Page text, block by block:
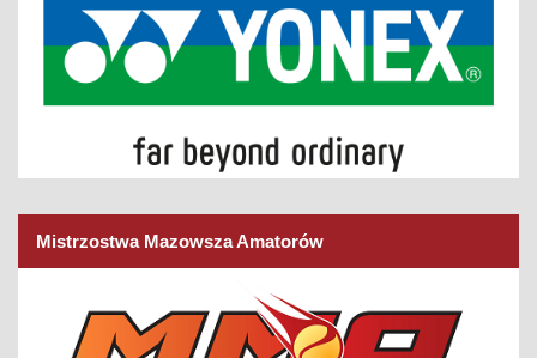
Mistrzostwa Mazowsza Amatorów